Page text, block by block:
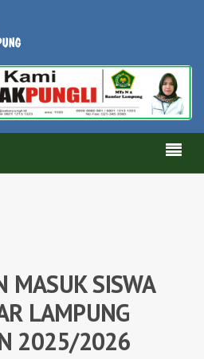
MASUK SISWA
LAMPUNG
2025/2026